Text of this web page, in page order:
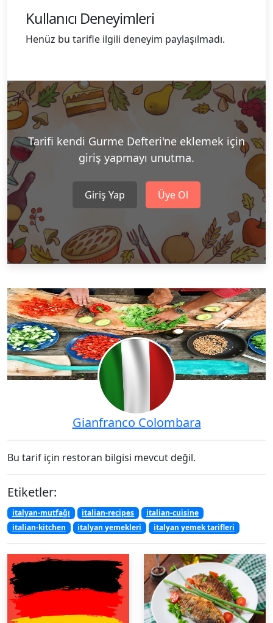
Kullanıcı Deneyimleri
Henüz bu tarifle ilgili deneyim paylaşılmadı.
Tarifi kendi Gurme Defteri'ne eklemek için
giriş yapmayı unutma.
Giriş Yap Üye Ol
Gianfranco Colombara
Bu tarif için restoran bilgisi mevcut değil.
Etiketler:
italyan-mutfağı italian-recipes
italian-cuisine
italian-kitchen
italyan yemekleri italyan yemek tarifleri